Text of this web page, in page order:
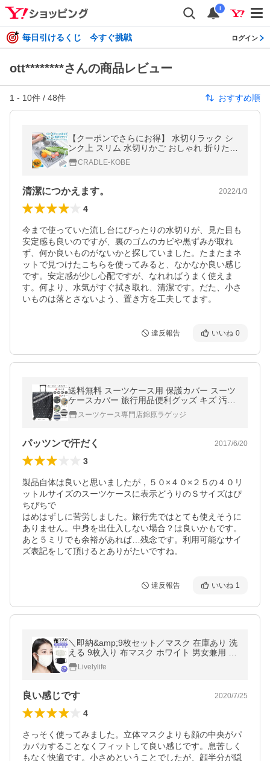
i
毎日引けるくじ 今すぐ挑戦 ログイン
ott********さんの商品レビュー
1 - 10件 / 48件 おすすめ順
【クーポンでさらにお得】 水切りラック シ
ンク上 スリム 水切りかご おしゃれ 折りたた
み シリコン 水切りカゴ コンパクト 耐熱性
丈夫 鍋敷き 抗菌
CRADLE-KOBE
清潔につかえます。 2022/1/3
4
今まで使っていた流し台にぴったりの水切りが、見た目も
安定感も良いのですが、裏のゴムのカビや黒ずみが取れ
ず、何か良いものがないかと探していました。たまたまネ
ットで見つけたこちらを使ってみると、なかなか良い感じ
です。安定感が少し心配ですが、なれればうまく使えま
す。何より、水気がすぐ拭き取れ、清潔です。だた、小さ
いものは落とさないよう、置き方を工夫してます。
違反報告 いいね 0
送料無料 スーツケース用 保護カバー スーツ
ケースカバー 旅行用品便利グッズ キズ 汚れ
対策スーツケース専門店錦原ラゲッジ
パッツンで汗だく 2017/6/20
3
製品自体は良いと思いましたが，５０×４０×２５の４０リ
ットルサイズのスーツケースに表示どうりのＳサイズはぴ
ちぴちで
はめはずしに苦労しました。旅行先ではとても使えそうに
ありません。中身を出仕入しない場合？は良いかもです。
あと５ミリでも余裕があれば…残念です。利用可能なサイ
ズ表記をして頂けるとありがたいですね。
違反報告 いいね 1
＼即納&amp;9枚セット／マスク 在庫あり 洗
える 9枚入り 布マスク ホワイト 男女兼用 大
人 子供 小さめ 使い捨て 伸縮性 モダール綿
繰り返し ウィルス飛沫 花粉
Livelylife
良い感じです 2020/7/25
4
さっそく使ってみました。立体マスクよりも顔の中央がパ
カパカすることなくフィットして良い感じです。息苦しく
もなく快適です。小さめということでしたが、顔半分が隠